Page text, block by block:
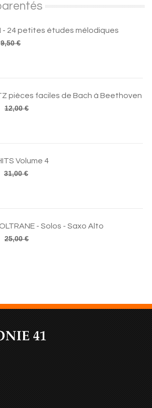
- 24 petites études mélodiques
9,50 €
pièces faciles de Bach à Beethoven
12,00 €
Volume 4
31,00 €
- Solos - Saxo Alto
25,00 €